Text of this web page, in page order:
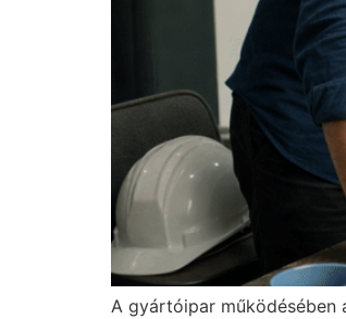
A gyártóipar működésében